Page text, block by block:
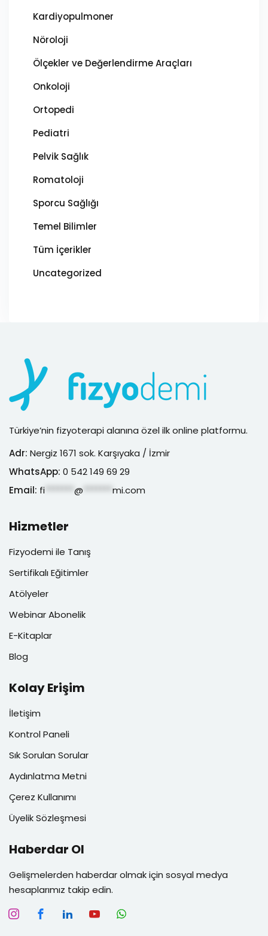
Kardiyopulmoner
Nöroloji
Ölçekler ve Değerlendirme Araçları
Onkoloji
Ortopedi
Pediatri
Pelvik Sağlık
Romatoloji
Sporcu Sağlığı
Temel Bilimler
Tüm İçerikler
Uncategorized
Türkiye’nin fizyoterapi alanına özel ilk online platformu.
Adr: Nergiz 1671 sok. Karşıyaka / İzmir
WhatsApp: 0 542 149 69 29
Email: fi @ mi.com
Hizmetler
Fizyodemi ile Tanış
Sertifikalı Eğitimler
Atölyeler
Webinar Abonelik
E-Kitaplar
Blog
Kolay Erişim
İletişim
Kontrol Paneli
Sık Sorulan Sorular
Aydınlatma Metni
Çerez Kullanımı
Üyelik Sözleşmesi
Haberdar Ol
Gelişmelerden haberdar olmak için sosyal medya
hesaplarımız takip edin.